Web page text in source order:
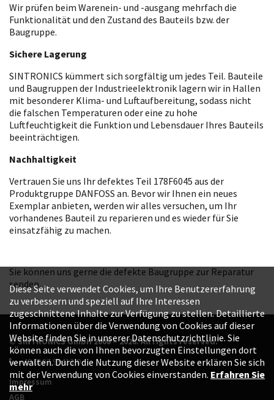
Wir prüfen beim Warenein- und -ausgang mehrfach die
Funktionalität und den Zustand des Bauteils bzw. der
Baugruppe.
Sichere Lagerung
SINTRONICS kümmert sich sorgfältig um jedes Teil. Bauteile
und Baugruppen der Industrieelektronik lagern wir in Hallen
mit besonderer Klima- und Luftaufbereitung, sodass nicht
die falschen Temperaturen oder eine zu hohe
Luftfeuchtigkeit die Funktion und Lebensdauer Ihres Bauteils
beeinträchtigen.
Nachhaltigkeit
Vertrauen Sie uns Ihr defektes Teil 178F6045 aus der
Produktgruppe DANFOSS an. Bevor wir Ihnen ein neues
Exemplar anbieten, werden wir alles versuchen, um Ihr
vorhandenes Bauteil zu reparieren und es wieder für Sie
einsatzfähig zu machen.
Sie können uns gerne die defekte Baugruppe zur Reparatur
senden.
© SINTRONICS GmbH 2008 – 2026. All rights reserved.
+49 6187 99413-0
Impressum
AGB
Diese Seite verwendet Cookies, um Ihre Benutzererfahrung
zu verbessern und speziell auf Ihre Interessen
zugeschnittene Inhalte zur Verfügung zu stellen. Detaillierte
Informationen über die Verwendung von Cookies auf dieser
Website finden Sie in unserer Datenschutzrichtlinie. Sie
können auch die von Ihnen bevorzugten Einstellungen dort
verwalten. Durch die Nutzung dieser Website erklären Sie sich
mit der Verwendung von Cookies einverstanden. Erfahren Sie
mehr